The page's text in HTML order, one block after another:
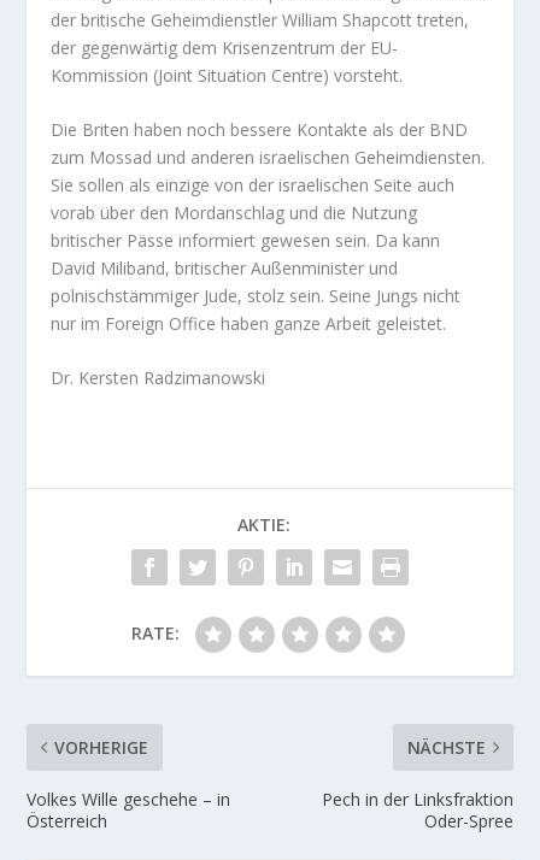
der britische Geheimdienstler William Shapcott treten,
der gegenwärtig dem Krisenzentrum der EU-
Kommission (Joint Situation Centre) vorsteht.
Die Briten haben noch bessere Kontakte als der BND
zum Mossad und anderen israelischen Geheimdiensten.
Sie sollen als einzige von der israelischen Seite auch
vorab über den Mordanschlag und die Nutzung
britischer Pässe informiert gewesen sein. Da kann
David Miliband, britischer Außenminister und
polnischstämmiger Jude, stolz sein. Seine Jungs nicht
nur im Foreign Office haben ganze Arbeit geleistet.
Dr. Kersten Radzimanowski
AKTIE:
RATE:
VORHERIGE
Volkes Wille geschehe – in
Österreich
NÄCHSTE
Pech in der Linksfraktion
Oder-Spree